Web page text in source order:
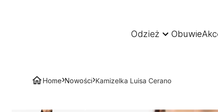
Odzież Obuwie
Home›Nowości›Kamizelka Luisa Cerano